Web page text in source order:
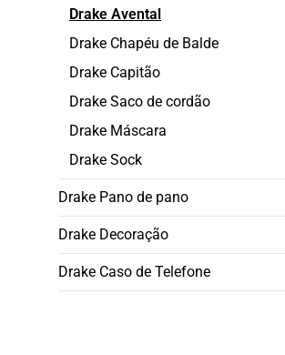
Drake Avental
Drake Chapéu de Balde
Drake Capitão
Drake Saco de cordão
Drake Máscara
Drake Sock
Drake Pano de pano
Drake Decoração
Drake Caso de Telefone